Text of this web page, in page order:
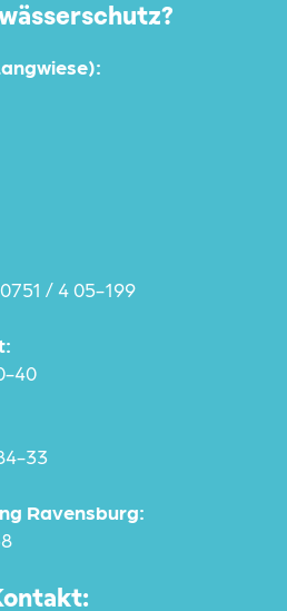
/ 4 05-199
40
33
Ravensburg: